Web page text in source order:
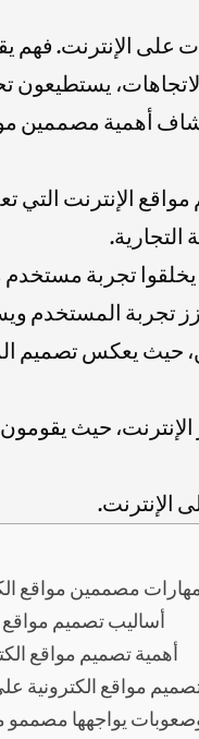
على الإنترنت. فهم
يستطيعون
أهمية مصممين
الإنترنت التي
يخلقوا تجربة
تجربة
حيث يعكس تصميم
حيث
الإنترنت.
مصممين مواقع
أساليب تصميم مواقع
أهمية تصميم مواقع
تصميم مواقع الكترونية
يواجهها مصممو